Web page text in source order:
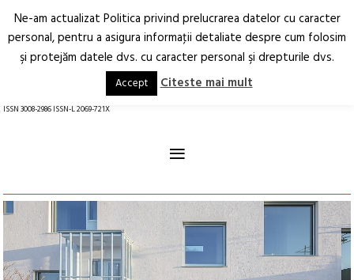
Arhitectură.
Oraș.
RO EN
ISSN 3008-2986 ISSN-L 2069-721X
≡
Ne-am actualizat Politica privind prelucrarea datelor cu caracter
personal, pentru a asigura informaţii detaliate despre cum folosim
şi protejăm datele dvs. cu caracter personal şi drepturile dvs.
Accept Citeste mai mult